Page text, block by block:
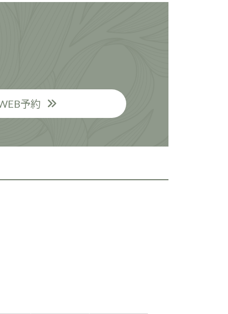
予約